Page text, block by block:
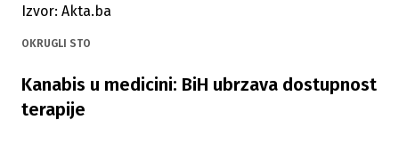
Izvor: Akta.ba
OKRUGLI STO
Kanabis u medicini: BiH ubrzava dostupnost
terapije